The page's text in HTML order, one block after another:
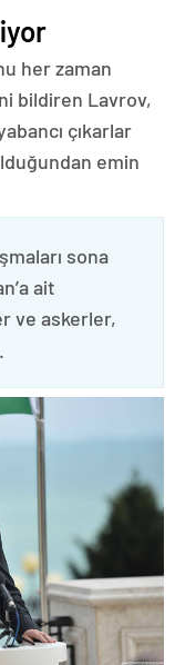
her zaman
bildiren Lavrov,
çıkarlar
emin
sona
ait
ve askerler,